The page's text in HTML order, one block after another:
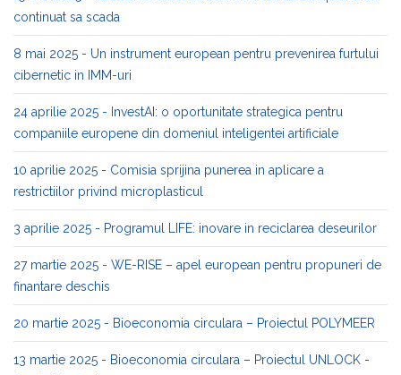
continuat sa scada
8 mai 2025 - Un instrument european pentru prevenirea furtului
cibernetic in IMM-uri
24 aprilie 2025 - InvestAI: o oportunitate strategica pentru
companiile europene din domeniul inteligentei artificiale
10 aprilie 2025 - Comisia sprijina punerea in aplicare a
restrictiilor privind microplasticul
3 aprilie 2025 - Programul LIFE: inovare in reciclarea deseurilor
27 martie 2025 - WE-RISE – apel european pentru propuneri de
finantare deschis
20 martie 2025 - Bioeconomia circulara – Proiectul POLYMEER
13 martie 2025 - Bioeconomia circulara – Proiectul UNLOCK -